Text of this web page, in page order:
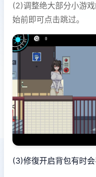
(2)调整绝大部分小游
始前即可点击跳过。
(3)修復开启背包有时会